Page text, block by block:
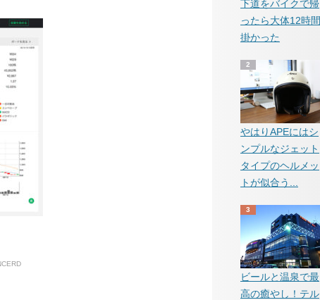
下道をバイクで帰
ったら大体12時間
掛かった
やはりAPEにはシ
ンプルなジェット
タイプのヘルメッ
トが似合う...
ビールと温泉で最
高の癒やし！テル